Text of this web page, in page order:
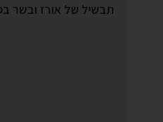
תבשיל של אורז ובשר